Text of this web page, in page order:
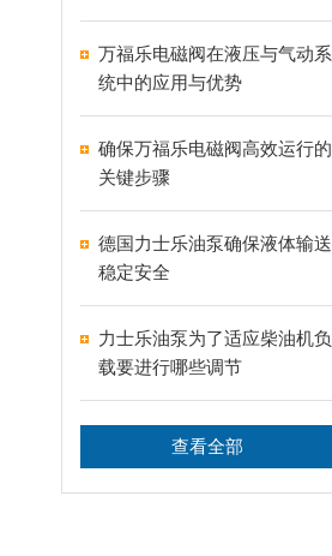
万福乐电磁阀在液压与气动系
统中的应用与优势
确保万福乐电磁阀高效运行的
关键步骤
德国力士乐油泵确保液体输送
稳定安全
力士乐油泵为了适应柴油机负
载要进行哪些调节
查看全部